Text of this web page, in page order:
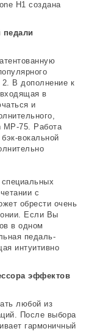
H1 создана
2. В дополнение к
в
и
MP-75. Работа
вокальной
с
обрести очень
Если Вы
в одном
педаль-
интуитивно
эффектов
любой из
После выбора
гармоничный